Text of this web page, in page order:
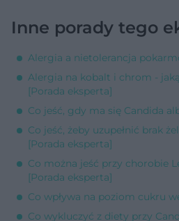
Inne porady tego
Alergia a nietolerancja
Alergia na kobalt i chrom -
[Porada eksperta]
Co jeść, gdy ma się Candida
Co jeść, żeby uzupełnić brak
[Porada eksperta]
Co można jeść przy chorobie
[Porada eksperta]
Co wpływa na poziom cukru
Co wykluczyć z diety przy